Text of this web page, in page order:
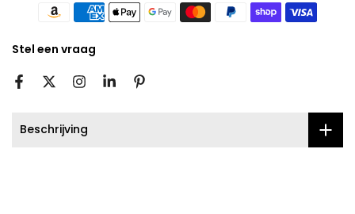
Stel een vraag
Beschrijving